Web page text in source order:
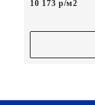
10 173 р/м2